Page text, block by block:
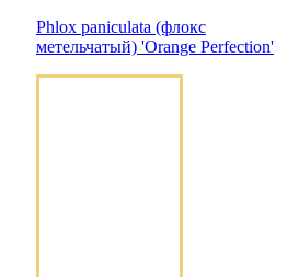
Phlox paniculata (флокс
метельчатый) 'Orange Perfection'